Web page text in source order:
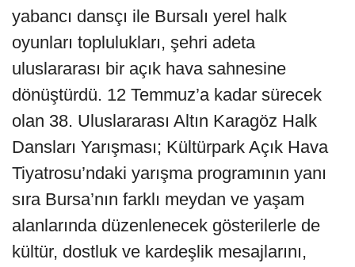
yabancı dansçı ile Bursalı yerel halk
oyunları toplulukları, şehri adeta
uluslararası bir açık hava sahnesine
dönüştürdü. 12 Temmuz’a kadar sürecek
olan 38. Uluslararası Altın Karagöz Halk
Dansları Yarışması; Kültürpark Açık Hava
Tiyatrosu’ndaki yarışma programının yanı
sıra Bursa’nın farklı meydan ve yaşam
alanlarında düzenlenecek gösterilerle de
kültür, dostluk ve kardeşlik mesajlarını,